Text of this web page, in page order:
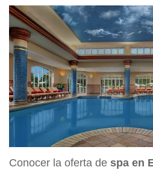
Conocer la oferta de spa en